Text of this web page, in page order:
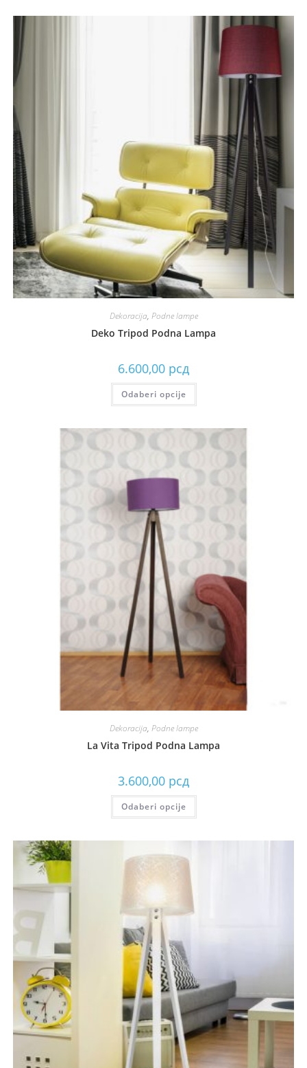
Dekoracija, Podne lampe
Deko Tripod Podna Lampa
6.600,00 рсд
Odaberi opcije
Dekoracija, Podne lampe
La Vita Tripod Podna Lampa
3.600,00 рсд
Odaberi opcije